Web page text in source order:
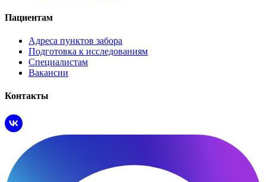
Пациентам
Адреса пунктов забора
Подготовка к исследованиям
Специалистам
Вакансии
Контакты